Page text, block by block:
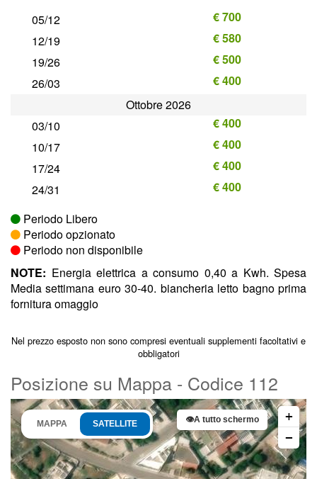
05/12
€ 700
12/19
€ 580
19/26
€ 500
26/03
€ 400
Ottobre 2026
03/10
€ 400
10/17
€ 400
17/24
€ 400
24/31
€ 400
Periodo Libero
Periodo opzionato
Periodo non disponibile
NOTE: Energia elettrica a consumo 0,40 a Kwh. Spesa
Media settimana euro 30-40. biancheria letto bagno prima
fornitura omaggio
Nel prezzo esposto non sono compresi eventuali supplementi facoltativi e
obbligatori
Posizione su Mappa - Codice 112
MAPPA SATELLITE 👁A tutto schermo
+
−